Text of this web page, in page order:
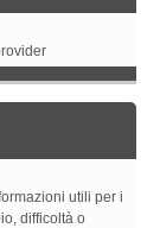
utili per i
difficoltà o